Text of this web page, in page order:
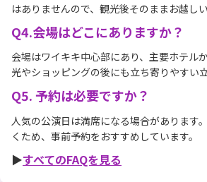
はありませんので、観光後そのままお越し
Q4.会場はどこにありますか？
会場はワイキキ中心部にあり、主要ホテル
光やショッピングの後にも立ち寄りやすい立
Q5. 予約は必要ですか？
人気の公演日は満席になる場合があります
くため、事前予約をおすすめしています。
▶︎すべてのFAQを見る